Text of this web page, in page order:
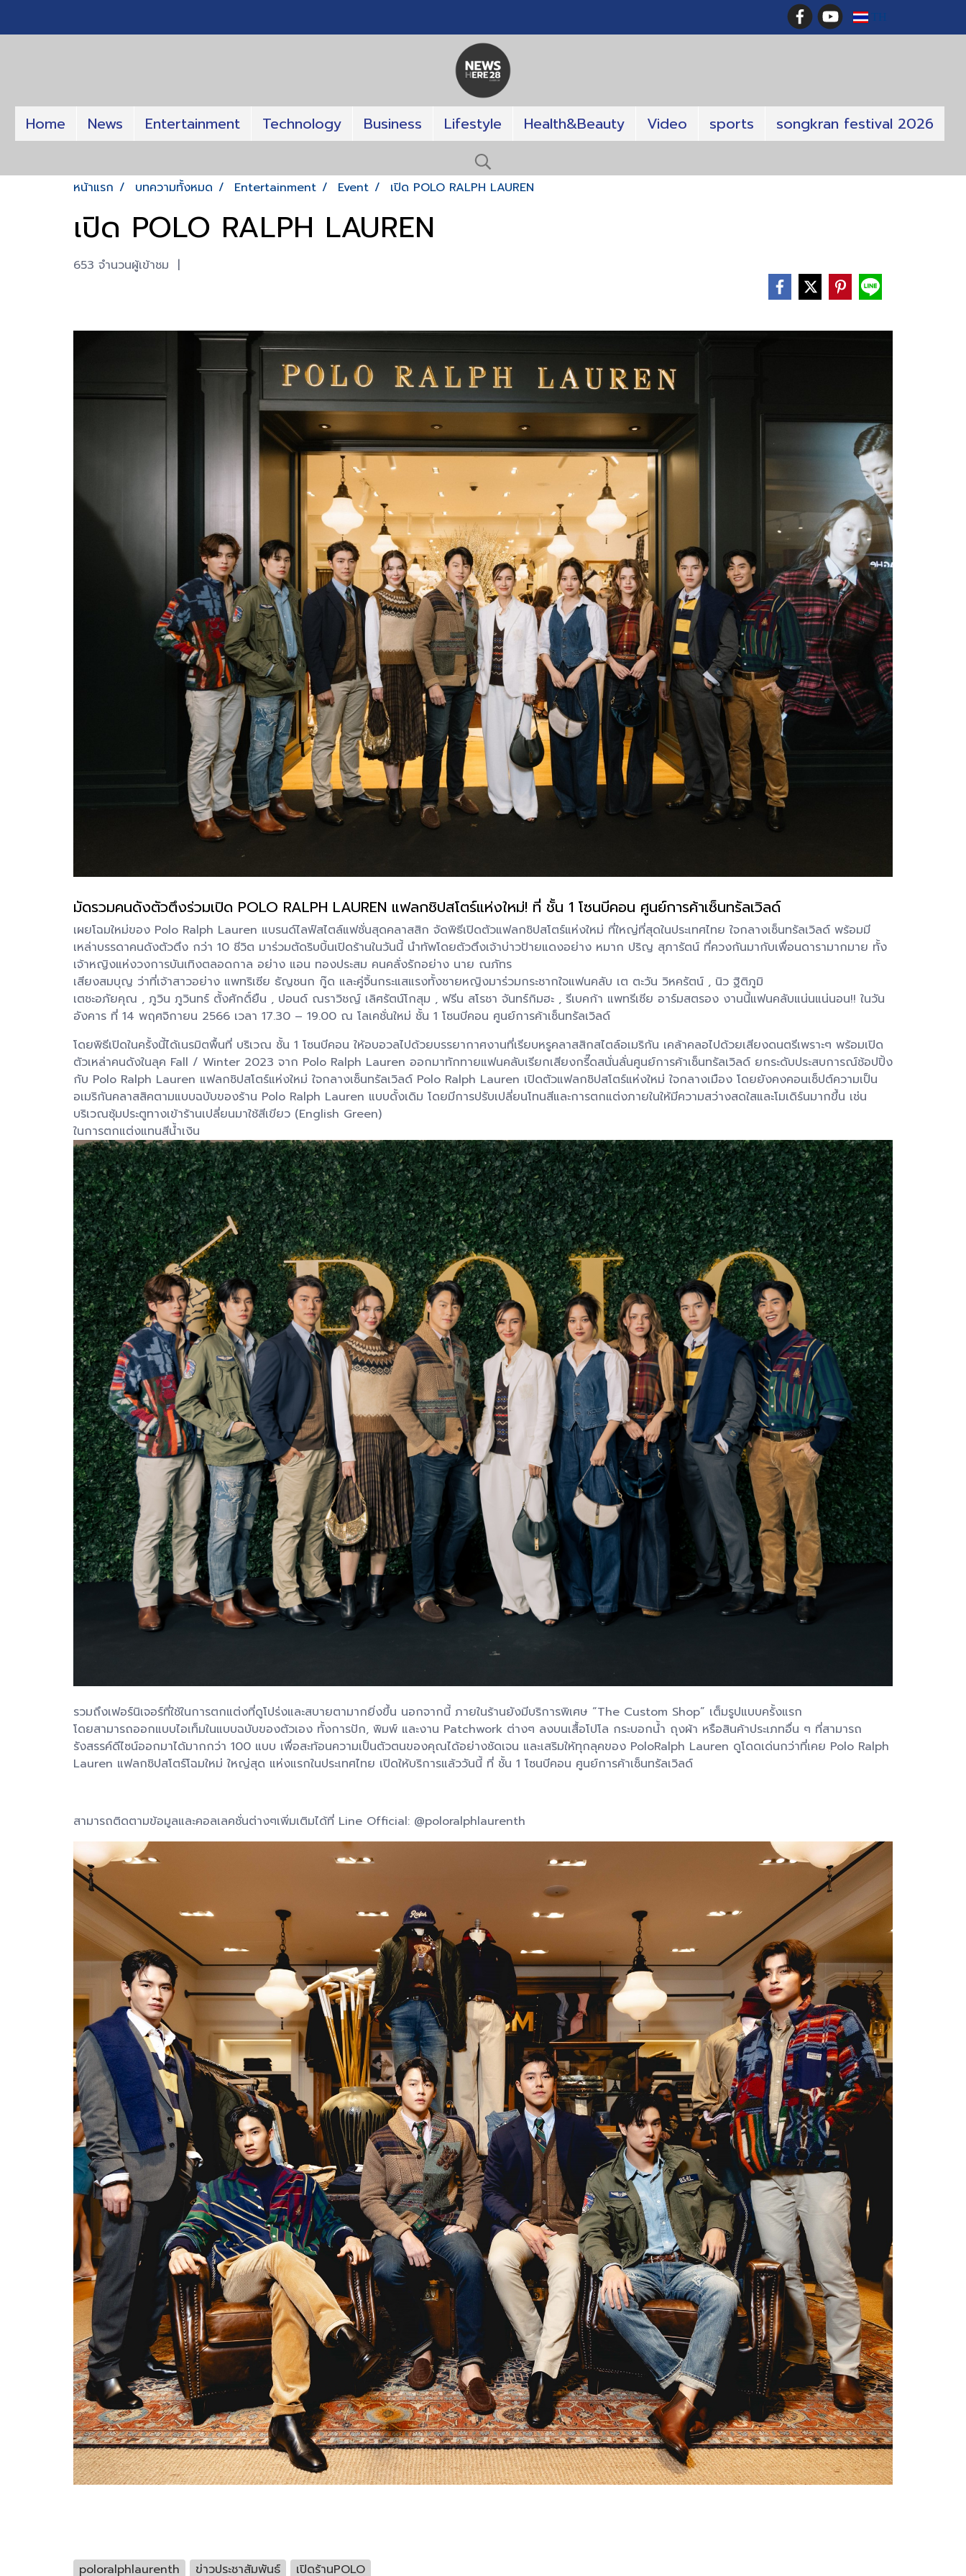
TH
Home News Entertainment Technology Business Lifestyle Health&Beauty Video sports songkran festival 2026
หน้าแรก บทความทั้งหมด Entertainment Event เปิด POLO RALPH LAUREN
เปิด POLO RALPH LAUREN
653 จำนวนผู้เข้าชม |
มัดรวมคนดังตัวตึงร่วมเปิด POLO RALPH LAUREN แฟลกชิปสโตร์แห่งใหม่! ที่ ชั้น 1 โซนบีคอน ศูนย์การค้าเซ็นทรัลเวิลด์
เผยโฉมใหม่ของ Polo Ralph Lauren แบรนด์ไลฟ์สไตล์แฟชั่นสุดคลาสสิก จัดพิธีเปิดตัวแฟลกชิปสโตร์แห่งใหม่ ที่ใหญ่ที่สุดในประเทศไทย ใจกลางเซ็นทรัลเวิลด์ พร้อมมี
เหล่าบรรดาคนดังตัวตึง กว่า 10 ชีวิต มาร่วมตัดริบบิ้นเปิดร้านในวันนี้ นำทัพโดยตัวตึงเจ้าบ่าวป้ายแดงอย่าง หมาก ปริญ สุภารัตน์ ที่ควงกันมากับเพื่อนดารามากมาย ทั้ง
เจ้าหญิงแห่งวงการบันเทิงตลอดกาล อย่าง แอน ทองประสม คนคลั่งรักอย่าง นาย ณภัทร
เสียงสมบุญ ว่าที่เจ้าสาวอย่าง แพทริเซีย ธัญชนก กู๊ด และคู่จิ้นกระแสแรงทั้งชายหญิงมาร่วมกระชากใจแฟนคลับ เต ตะวัน วิหครัตน์ , นิว ฐิติภูมิ
เตชะอภัยคุณ , ภูวิน ภูวินทร์ ตั้งศักดิ์ยืน , ปอนด์ ณราวิชญ์ เลิศรัตน์โกสุม , ฟรีน สโรชา จันทร์กิมฮะ , รีเบคก้า แพทรีเซีย อาร์มสตรอง งานนี้แฟนคลับแน่นแน่นอน!! ในวัน
อังคาร ที่ 14 พฤศจิกายน 2566 เวลา 17.30 – 19.00 ณ โลเคชั่นใหม่ ชั้น 1 โซนบีคอน ศูนย์การค้าเซ็นทรัลเวิลด์
โดยพิธีเปิดในครั้งนี้ได้เนรมิตพื้นที่ บริเวณ ชั้น 1 โซนบีคอน ให้อบอวลไปด้วยบรรยากาศงานที่เรียบหรูคลาสสิกสไตล์อเมริกัน เคล้าคลอไปด้วยเสียงดนตรีเพราะๆ พร้อมเปิด
ตัวเหล่าคนดังในลุค Fall / Winter 2023 จาก Polo Ralph Lauren ออกมาทักทายแฟนคลับเรียกเสียงกรี๊ดสนั่นลั่นศูนย์การค้าเซ็นทรัลเวิลด์ ยกระดับประสบการณ์ช้อปปิ้ง
กับ Polo Ralph Lauren แฟลกชิปสโตร์แห่งใหม่ ใจกลางเซ็นทรัลเวิลด์ Polo Ralph Lauren เปิดตัวแฟลกชิปสโตร์แห่งใหม่ ใจกลางเมือง โดยยังคงคอนเซ็ปต์ความเป็น
อเมริกันคลาสสิคตามแบบฉบับของร้าน Polo Ralph Lauren แบบดั้งเดิม โดยมีการปรับเปลี่ยนโทนสีและการตกแต่งภายในให้มีความสว่างสดใสและโมเดิร์นมากขึ้น เช่น
บริเวณซุ้มประตูทางเข้าร้านเปลี่ยนมาใช้สีเขียว (English Green)
ในการตกแต่งแทนสีน้ำเงิน
รวมถึงเฟอร์นิเจอร์ที่ใช้ในการตกแต่งที่ดูโปร่งและสบายตามากยิ่งขึ้น นอกจากนี้ ภายในร้านยังมีบริการพิเศษ “The Custom Shop” เต็มรูปแบบครั้งแรก
โดยสามารถออกแบบไอเท็มในแบบฉบับของตัวเอง ทั้งการปัก, พิมพ์ และงาน Patchwork ต่างๆ ลงบนเสื้อโปโล กระบอกน้ำ ถุงผ้า หรือสินค้าประเภทอื่น ๆ ที่สามารถ
รังสรรค์ดีไซน์ออกมาได้มากกว่า 100 แบบ เพื่อสะท้อนความเป็นตัวตนของคุณได้อย่างชัดเจน และเสริมให้ทุกลุคของ PoloRalph Lauren ดูโดดเด่นกว่าที่เคย Polo Ralph
Lauren แฟลกชิปสโตร์โฉมใหม่ ใหญ่สุด แห่งแรกในประเทศไทย เปิดให้บริการแล้ววันนี้ ที่ ชั้น 1 โซนบีคอน ศูนย์การค้าเซ็นทรัลเวิลด์
สามารถติดตามข้อมูลและคอลเลคชั่นต่างๆเพิ่มเติมได้ที่ Line Official: @poloralphlaurenth
poloralphlaurenth ข่าวประชาสัมพันธ์ เปิดร้านPOLO